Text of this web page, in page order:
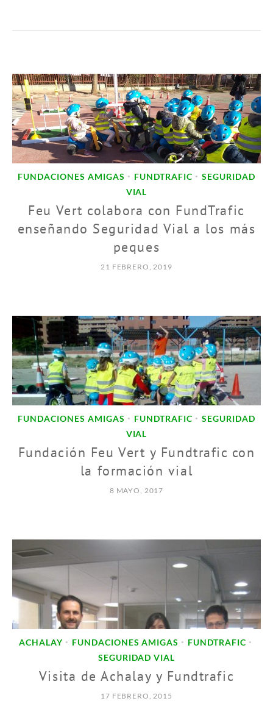
FUNDACIONES AMIGAS • FUNDTRAFIC •
SEGURIDAD
VIAL
Feu Vert colabora con FundTrafic
enseñando Seguridad Vial a los más
peques
21 FEBRERO, 2019
FUNDACIONES AMIGAS • FUNDTRAFIC •
SEGURIDAD
VIAL
Fundación Feu Vert y Fundtrafic con
la formación vial
8 MAYO, 2017
ACHALAY • FUNDACIONES AMIGAS • FUNDTRAFIC •
SEGURIDAD VIAL
Visita de Achalay y Fundtrafic
17 FEBRERO, 2015